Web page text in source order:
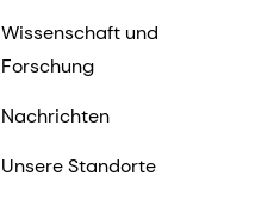
Wissenschaft und
Forschung
Nachrichten
Unsere Standorte